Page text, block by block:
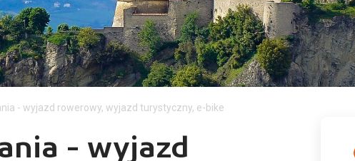
- wyjazd rowerowy, wyjazd turystyczny, e-bike
- wyjazd